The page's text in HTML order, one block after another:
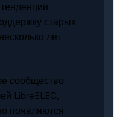
старых
лет
сообщество
LibreELEC,
появляются